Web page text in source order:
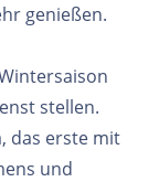
genießen.
stellen.
das erste mit
und